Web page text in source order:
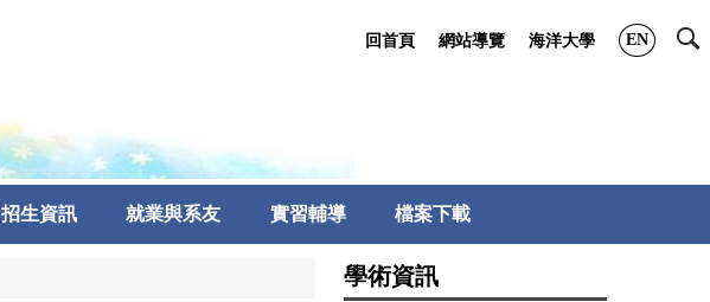
招生資訊 就業與系友 實習輔導 檔案下載
回首頁 網站導覽 海洋大學 EN
學術資訊